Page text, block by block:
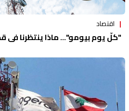
اقتصاد
"كلّ يوم بيومو"... ماذا ينتظرنا في